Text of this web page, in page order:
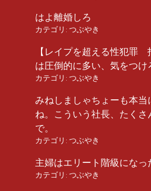
はよ離婚しろ
カテゴリ: つぶやき
【レイプを超える性犯
は圧倒的に多い、気をつけ
カテゴリ: つぶやき
みねしましゃちょーも本当
ね。こういう社長、たくさ
で。
カテゴリ: つぶやき
主婦はエリート階級になっ
カテゴリ: つぶやき